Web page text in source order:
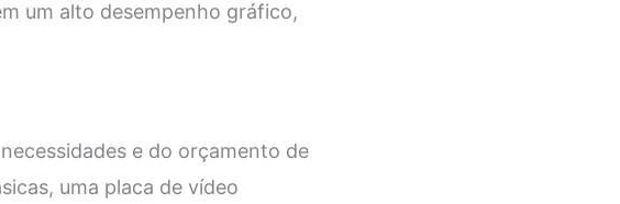
um alto desempenho gráfico,
e do orçamento de
uma placa de vídeo